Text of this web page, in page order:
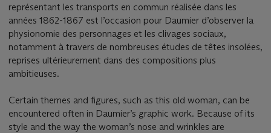
représentant les transports en commun réalisée dans les
années 1862-1867 est l’occasion pour Daumier d’observer la
physionomie des personnages et les clivages sociaux,
notamment à travers de nombreuses études de têtes insolées,
reprises ultérieurement dans des compositions plus
ambitieuses.
Certain themes and figures, such as this old woman, can be
encountered often in Daumier’s graphic work. Because of its
style and the way the woman’s nose and wrinkles are